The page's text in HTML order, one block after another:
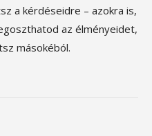
a kérdéseidre – azokra is,
az élményeidet,
másokéból.